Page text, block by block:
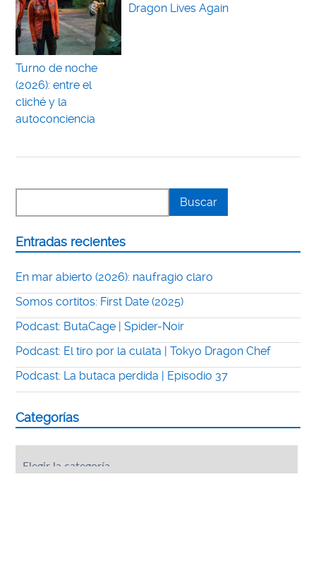
Turno de noche
(2026): entre el
cliché y la
autoconciencia
Dragon Lives Again
Entradas recientes
En mar abierto (2026): naufragio claro
Somos cortitos: First Date (2025)
Podcast: ButaCage | Spider-Noir
Podcast: El tiro por la culata | Tokyo Dragon Chef
Podcast: La butaca perdida | Episodio 37
Categorías